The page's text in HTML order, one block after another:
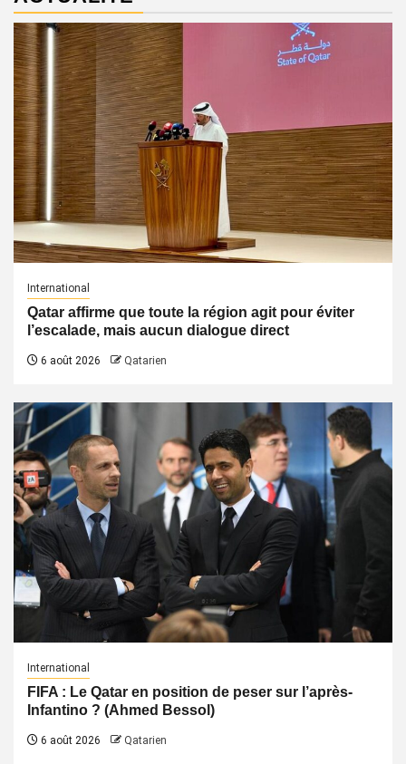
International
Qatar affirme que toute la région agit pour éviter
l’escalade, mais aucun dialogue direct
6 août 2026 Qatarien
International
FIFA : Le Qatar en position de peser sur l’après-
Infantino ? (Ahmed Bessol)
6 août 2026 Qatarien